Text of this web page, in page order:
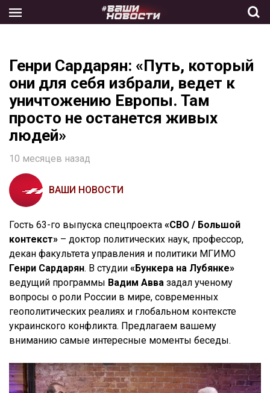
the
Генри Сардарян: «Путь, который
они для себя избрали, ведет к
уничтожению Европы. Там
просто не останется живых
людей»
10 месяцев назад
ВАШИ НОВОСТИ
Гость 63-го выпуска спецпроекта «СВО / Большой
контекст» – доктор политических наук, профессор,
декан факультета управления и политики МГИМО
Генри Сардарян. В студии «Бункера на Лубянке»
ведущий программы Вадим Авва задал ученому
вопросы о роли России в мире, современных
геополитических реалиях и глобальном контексте
украинского конфликта. Предлагаем вашему
вниманию самые интересные моменты беседы.